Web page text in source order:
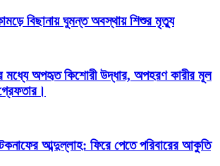
বিছানায় ঘুমন্ত অবস্থায় শিশুর মৃত্যু
মধ্যে অপহৃত কিশোরী উদ্ধার, অপহরণ কারীর মূল
আব্দুল্লাহ: ফিরে পেতে পরিবারের আকুতি